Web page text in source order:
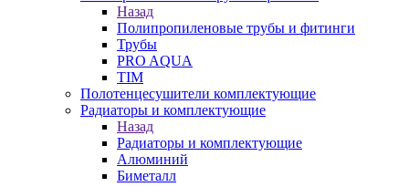
Назад
Полипропиленовые трубы и фитинги
Трубы
PRO AQUA
TIM
Полотенцесушители комплектующие
Радиаторы и комплектующие
Назад
Радиаторы и комплектующие
Алюминий
Биметалл